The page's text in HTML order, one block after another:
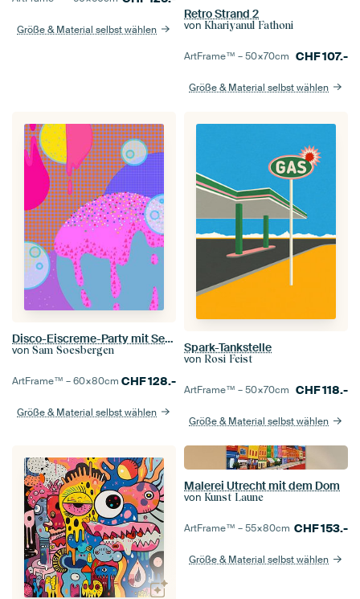
Größe & Material selbst wählen
Retro Strand 2
von Khariyanul Fathoni
ArtFrame™ –50×70cm CHF107.-
Größe & Material selbst wählen
Disco-Eiscreme-Party mit Seifenblasen
von Sam Soesbergen
ArtFrame™ –60×80cm CHF128.-
Größe & Material selbst wählen
Spark-Tankstelle
von Rosi Feist
ArtFrame™ –50×70cm CHF118.-
Größe & Material selbst wählen
Malerei Utrecht mit dem Dom
von Kunst Laune
ArtFrame™ –55×80cm CHF153.-
Größe & Material selbst wählen